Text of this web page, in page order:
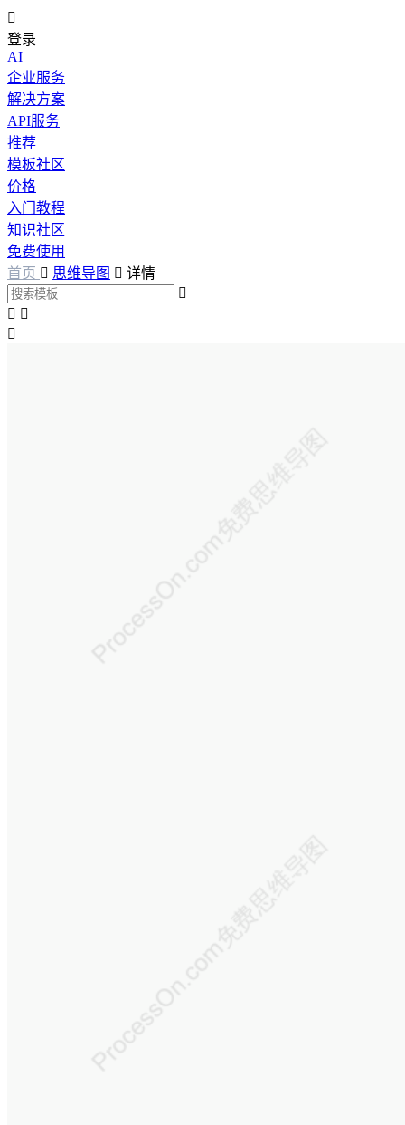

登录
AI
企业服务
解决方案
API服务
推荐
模板社区
价格
入门教程
知识社区
免费使用
首页  思维导图  详情

 
